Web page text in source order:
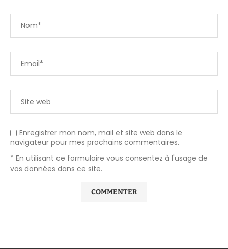
Enregistrer mon nom, mail et site web dans le
navigateur pour mes prochains commentaires.
* En utilisant ce formulaire vous consentez à l'usage de
vos données dans ce site.